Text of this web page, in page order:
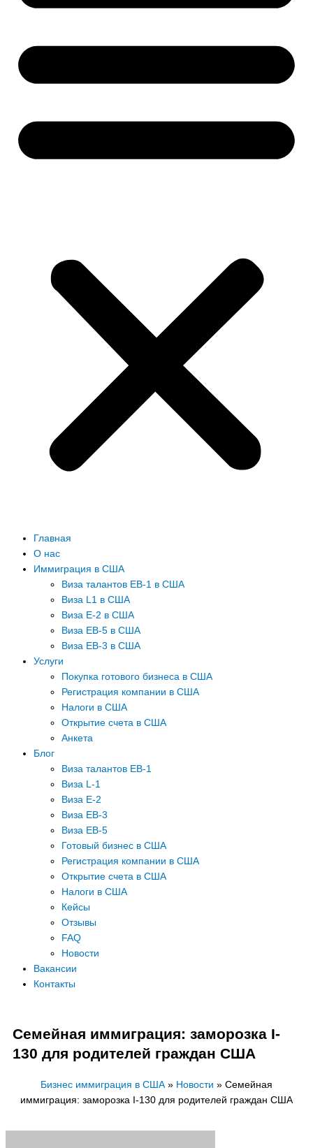
Главная
О нас
Иммиграция в США
Виза талантов EB-1 в США
Виза L1 в США
Виза E-2 в США
Виза EB-5 в США
Виза EB-3 в США
Услуги
Покупка готового бизнеса в США
Регистрация компании в США
Налоги в США
Открытие счета в США
Анкета
Блог
Виза талантов EB-1
Виза L-1
Виза E-2
Виза EB-3
Виза EB-5
Готовый бизнес в США
Регистрация компании в США
Открытие счета в США
Налоги в США
Кейсы
Отзывы
FAQ
Новости
Вакансии
Контакты
Семейная иммиграция: заморозка I-
130 для родителей граждан США
Бизнес иммиграция в США » Новости » Семейная
иммиграция: заморозка I-130 для родителей граждан США